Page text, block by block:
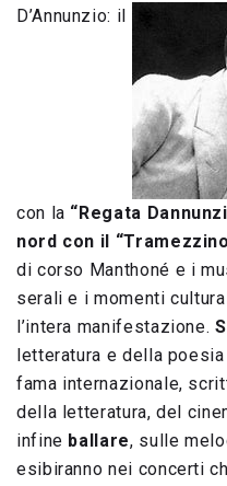
D’Annunzio: il
con la “Regata
nord con il
di corso Manthoné e i
serali e i momenti
l’intera manifestazione.
letteratura e della
fama internazionale,
della letteratura, del
infine ballare, sulle
esibiranno nei concerti